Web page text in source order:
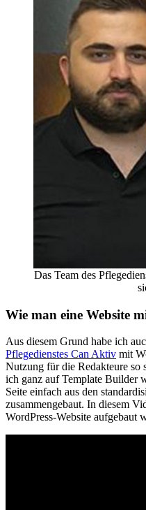
Das Team des
Wie man eine Website
Aus diesem Grund habe ich
Pflegedienstes Can Aktiv mit
Nutzung für die Redakteure so
ich ganz auf Template Builder
Seite einfach aus den
zusammengebaut. In diesem
WordPress-Website aufgebaut